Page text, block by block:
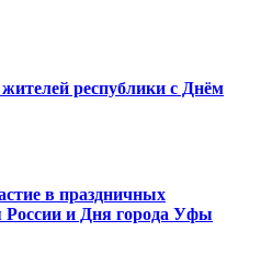
республики с Днём
в праздничных
России и Дня города Уфы